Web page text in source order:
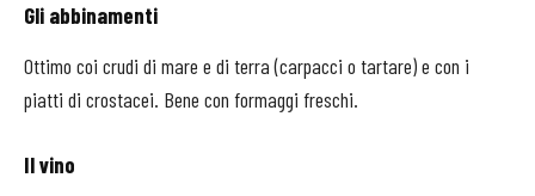
Gli abbinamenti
Ottimo coi crudi di mare e di terra (carpacci o tartare) e con i
piatti di crostacei. Bene con formaggi freschi.
Il vino